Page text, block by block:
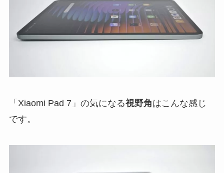
「Xiaomi Pad 7」の気になる視野角はこんな感じ
です。